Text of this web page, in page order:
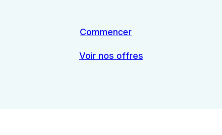
Commencer
Voir nos offres